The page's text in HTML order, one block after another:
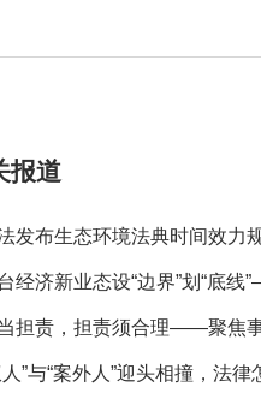
报道
发布生态环境法典时间效力
经济新业态设“边界”划“底
担责，担责须合理——聚焦
人”与“案外人”迎头相撞，法